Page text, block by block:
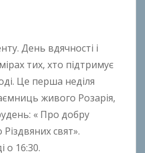
n
t
o
n
B
День вдячності і
тих, хто підтримує
Це перша неділя
живого Розарія,
« Про добру
свят».
о 16:30.